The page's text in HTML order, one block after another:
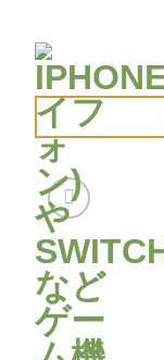
content